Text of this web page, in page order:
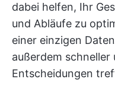
dabei helfen, Ihr
und Abläufe zu
einer einzigen
außerdem
Entscheidungen